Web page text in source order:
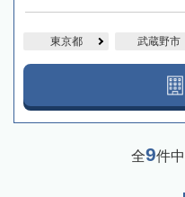
東京都 武蔵野市
全9件中